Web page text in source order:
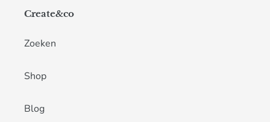
Create&co
Zoeken
Shop
Blog